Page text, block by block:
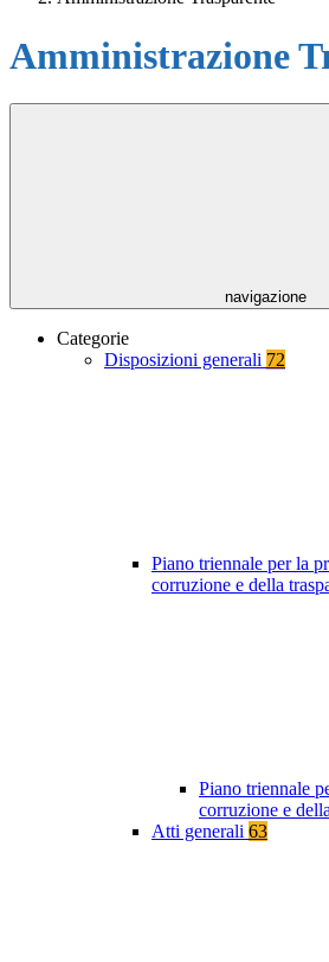
Amministrazione
navigazione
Categorie
Disposizioni generali 72
Piano triennale per la
corruzione e della
Piano triennale
corruzione e
Atti generali 63